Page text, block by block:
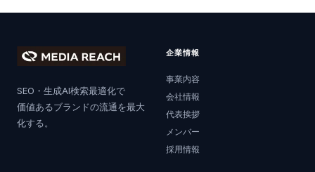
SEO・生成AI検索最適化で
価値あるブランドの流通を最大
化する。
企業情報
事業内容
会社情報
代表挨拶
メンバー
採用情報